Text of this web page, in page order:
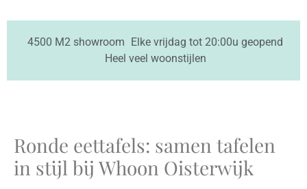
4500 M2 showroom Elke vrijdag tot 20:00u geopend
Heel veel woonstijlen
Ronde eettafels: samen tafelen
in stijl bij Whoon Oisterwijk